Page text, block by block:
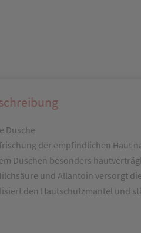
Dusche
der empfindlichen Haut
Duschen besonders
und Allantoin versorgt
den Hautschutzmantel und